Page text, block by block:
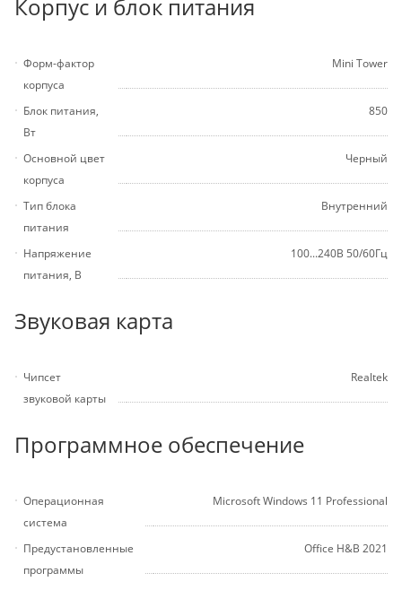
Корпус и блок питания
Форм-фактор
корпуса
Mini Tower
Блок питания,
Вт
850
Основной цвет
корпуса
Черный
Тип блока
питания
Внутренний
Напряжение
питания, В
100...240В 50/60Гц
Звуковая карта
Чипсет
звуковой карты
Realtek
Программное обеспечение
Операционная
система
Microsoft Windows 11 Professional
Предустановленные
программы
Office H&B 2021